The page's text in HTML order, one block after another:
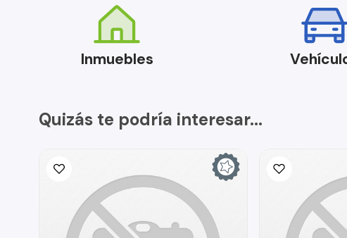
Inmuebles
Quizás te podría interesar...